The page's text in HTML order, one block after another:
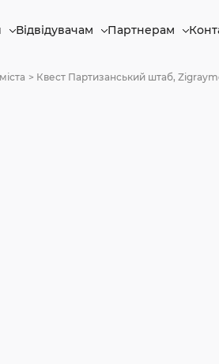
Відвідувачам Партнерам
Квест Партизанський штаб,